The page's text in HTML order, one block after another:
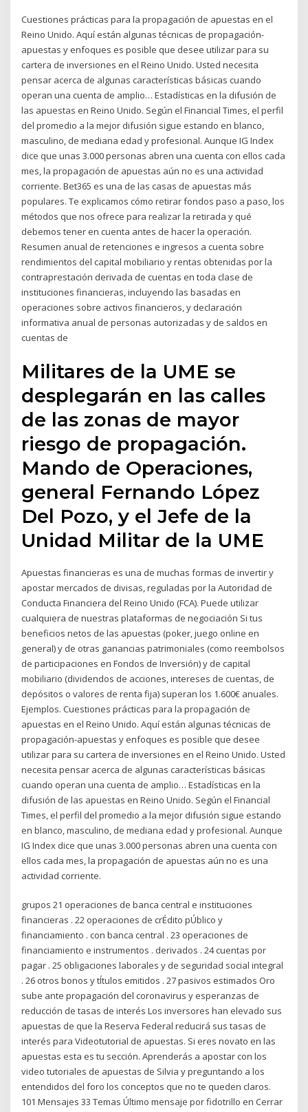
Cuestiones prácticas para la propagación de apuestas en el
Reino Unido. Aquí están algunas técnicas de propagación-
apuestas y enfoques es posible que desee utilizar para su
cartera de inversiones en el Reino Unido. Usted necesita
pensar acerca de algunas características básicas cuando
operan una cuenta de amplio… Estadísticas en la difusión de
las apuestas en Reino Unido. Según el Financial Times, el perfil
del promedio a la mejor difusión sigue estando en blanco,
masculino, de mediana edad y profesional. Aunque IG Index
dice que unas 3.000 personas abren una cuenta con ellos cada
mes, la propagación de apuestas aún no es una actividad
corriente. Bet365 es una de las casas de apuestas más
populares. Te explicamos cómo retirar fondos paso a paso, los
métodos que nos ofrece para realizar la retirada y qué
debemos tener en cuenta antes de hacer la operación.
Resumen anual de retenciones e ingresos a cuenta sobre
rendimientos del capital mobiliario y rentas obtenidas por la
contraprestación derivada de cuentas en toda clase de
instituciones financieras, incluyendo las basadas en
operaciones sobre activos financieros, y declaración
informativa anual de personas autorizadas y de saldos en
cuentas de
Militares de la UME se
desplegarán en las calles
de las zonas de mayor
riesgo de propagación.
Mando de Operaciones,
general Fernando López
Del Pozo, y el Jefe de la
Unidad Militar de la UME
Apuestas financieras es una de muchas formas de invertir y
apostar mercados de divisas, reguladas por la Autoridad de
Conducta Financiera del Reino Unido (FCA). Puede utilizar
cualquiera de nuestras plataformas de negociación Si tus
beneficios netos de las apuestas (poker, juego online en
general) y de otras ganancias patrimoniales (como reembolsos
de participaciones en Fondos de Inversión) y de capital
mobiliario (dividendos de acciones, intereses de cuentas, de
depósitos o valores de renta fija) superan los 1.600€ anuales.
Ejemplos. Cuestiones prácticas para la propagación de
apuestas en el Reino Unido. Aquí están algunas técnicas de
propagación-apuestas y enfoques es posible que desee
utilizar para su cartera de inversiones en el Reino Unido. Usted
necesita pensar acerca de algunas características básicas
cuando operan una cuenta de amplio… Estadísticas en la
difusión de las apuestas en Reino Unido. Según el Financial
Times, el perfil del promedio a la mejor difusión sigue estando
en blanco, masculino, de mediana edad y profesional. Aunque
IG Index dice que unas 3.000 personas abren una cuenta con
ellos cada mes, la propagación de apuestas aún no es una
actividad corriente.
grupos 21 operaciones de banca central e instituciones
financieras . 22 operaciones de crÉdito pÚblico y
financiamiento . con banca central . 23 operaciones de
financiamiento e instrumentos . derivados . 24 cuentas por
pagar . 25 obligaciones laborales y de seguridad social integral
. 26 otros bonos y tÍtulos emitidos . 27 pasivos estimados Oro
sube ante propagación del coronavirus y esperanzas de
reducción de tasas de interés Los inversores han elevado sus
apuestas de que la Reserva Federal reducirá sus tasas de
interés para Videotutorial de apuestas. Si eres novato en las
apuestas esta es tu sección. Aprenderás a apostar con los
video tutoriales de apuestas de Silvia y preguntando a los
entendidos del foro los conceptos que no te queden claros.
101 Mensajes 33 Temas Último mensaje por fidotrillo en Cerrar